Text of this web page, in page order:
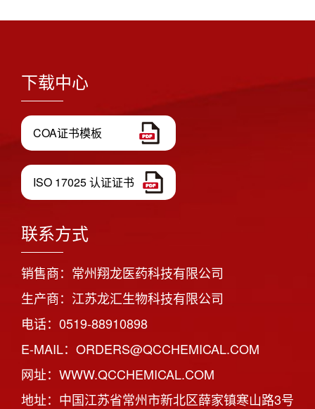
下载中心
COA证书模板
ISO 17025 认证证书
联系方式
销售商：常州翔龙医药科技有限公司
生产商：江苏龙汇生物科技有限公司
电话：0519-88910898
E-MAIL：ORDERS@QCCHEMICAL.COM
网址：WWW.QCCHEMICAL.COM
地址：中国江苏省常州市新北区薛家镇寒山路3号